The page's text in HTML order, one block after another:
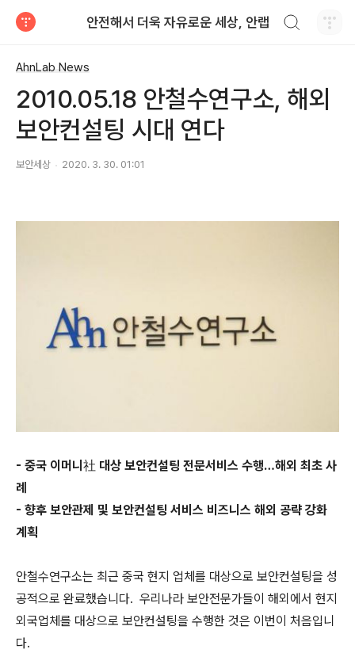
안전해서 더욱 자유로운 세상, 안랩
AhnLab News
2010.05.18 안철수연구소, 해외
보안컨설팅 시대 연다
보안세상 2020. 3. 30. 01:01
- 중국 이머니社 대상 보안컨설팅 전문서비스 수행…해외 최초 사
례
- 향후 보안관제 및 보안컨설팅 서비스 비즈니스 해외 공략 강화
계획
안철수연구소는 최근 중국 현지 업체를 대상으로 보안컨설팅을 성
공적으로 완료했습니다. 우리나라 보안전문가들이 해외에서 현지
외국업체를 대상으로 보안컨설팅을 수행한 것은 이번이 처음입니
다.